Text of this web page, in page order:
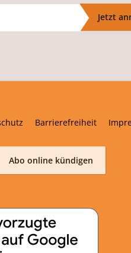
Jetzt
Barrierefreiheit
Abo online kündigen